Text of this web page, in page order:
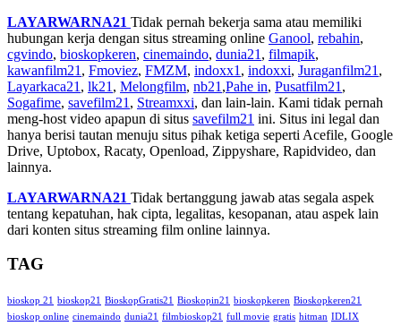
LAYARWARNA21 Tidak pernah bekerja sama atau memiliki
hubungan kerja dengan situs streaming online Ganool, rebahin,
cgvindo, bioskopkeren, cinemaindo, dunia21 , filmapik,
kawanfilm21 , Fmoviez, FMZM, indoxx1 , indoxxi, Juraganfilm21 ,
Layarkaca21 , lk21 , Melongfilm, nb21 ,Pahe in, Pusatfilm21 ,
Sogafime, savefilm21 , Streamxxi, dan lain-lain. Kami tidak pernah
meng-host video apapun di situs savefilm21 ini. Situs ini legal dan
hanya berisi tautan menuju situs pihak ketiga seperti Acefile, Google
Drive, Uptobox, Racaty, Openload, Zippyshare, Rapidvideo, dan
lainnya.
LAYARWARNA21 Tidak bertanggung jawab atas segala aspek
tentang kepatuhan, hak cipta, legalitas, kesopanan, atau aspek lain
dari konten situs streaming film online lainnya.
TAG
bioskop 21 bioskop21 BioskopGratis21 Bioskopin21 bioskopkeren Bioskopkeren21
bioskop online cinemaindo dunia21 filmbioskop21 full movie gratis hitman IDLIX